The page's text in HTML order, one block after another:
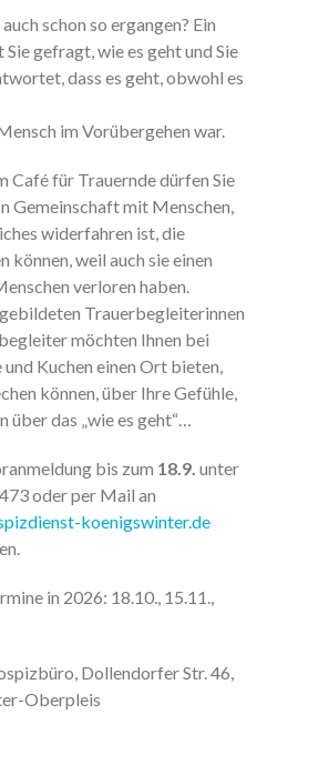
schon so ergangen? Ein
Sie gefragt, wie es geht und Sie
dass es geht, obwohl es
im Vorübergehen war.
Café für Trauernde dürfen Sie
Gemeinschaft mit Menschen,
widerfahren ist, die
können, weil auch sie einen
verloren haben.
Trauerbegleiterinnen
möchten Ihnen bei
und Kuchen einen Ort bieten,
können, über Ihre Gefühle,
über das „wie es geht“…
bis zum 18.9. unter
oder per Mail an
koenigswinter.de
in 2026: 18.10., 15.11.,
Dollendorfer Str. 46,
Oberpleis